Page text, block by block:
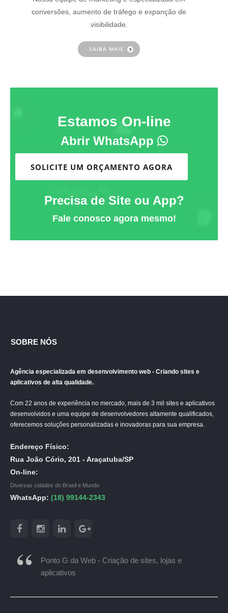
conversões, aumento de tráfego e expanção de
visibilidade.
SAIBA MAIS
Estamos On-line
Abrir WhatsApp
SOLICITE UM ORÇAMENTO AGORA
Precisa de Site ou App?
Fale conosco agora mesmo!
SOBRE NÓS
Agência especializada em desenvolvimento web - Criando sites e
aplicativos de alta qualidade.
Com 22 anos de experiência no mercado, mais de 3 mil sites e aplicativos
desenvolvidos e uma equipe de desenvolvedores altamente qualificados,
oferecemos soluções personalizadas e inovadoras para sua empresa.
Endereço Físico:
Rua João Cório, 201 - Araçatuba/SP
On-line:
Diversas cidades do Brasil e Mundo
WhatsApp: (18) 99144-2343
Ponto G da Web - Criação de sites, lojas e
aplicativos